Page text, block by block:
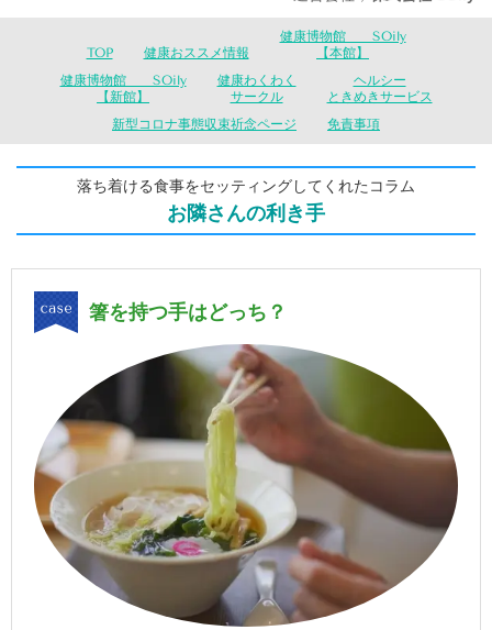
TOP 健康おススメ情報
健康博物館 SOily
【本館】
健康博物館 SOily
【新館】
健康わくわく
サークル
ヘルシー
ときめきサービス
新型コロナ事態収束祈念ページ
免責事項
落ち着ける食事をセッティングしてくれたコラム
お隣さんの利き手
箸を持つ手はどっち？